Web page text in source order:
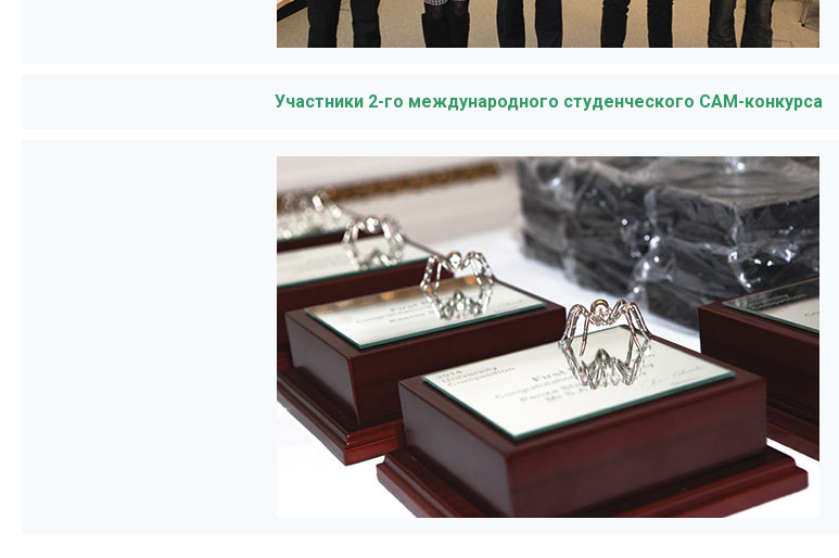
Участники 2-го международного студенческого CAM-конкурса